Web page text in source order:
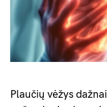
Plaučių vėžys